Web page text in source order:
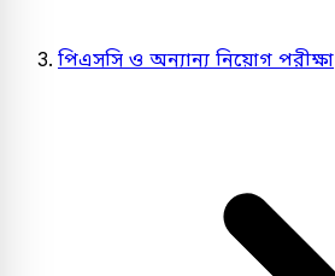
পিএসসি ও অন্যান্য নিয়োগ পরীক্ষা